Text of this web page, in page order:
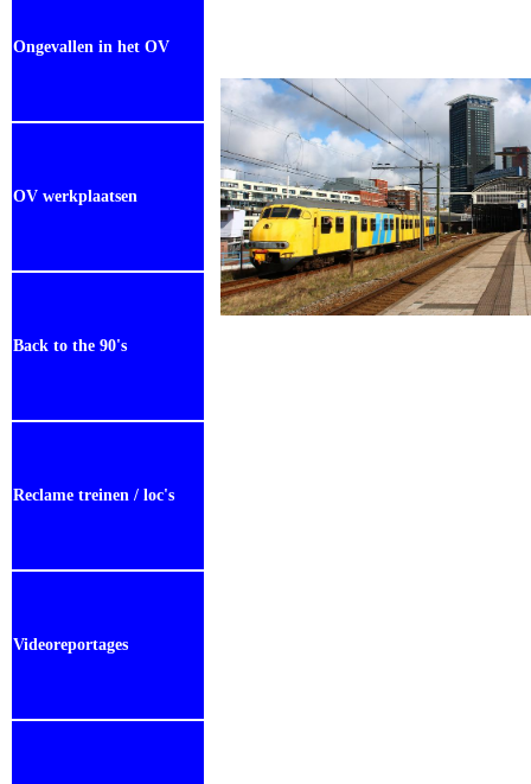
Ongevallen in het OV
OV werkplaatsen
Back to the 90's
Reclame treinen / loc's
Videoreportages